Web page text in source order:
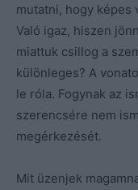
mutatni, hogy képes
Való igaz, hiszen
miattuk csillog a
különleges? A
le róla. Fogynak az
szerencsére nem
megérkezését.
Mit üzenjek